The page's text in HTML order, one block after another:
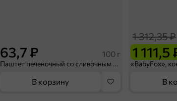
63,7 ₽ 100 г
Паштет печеночный со сливочным маслом «Главпродукт», 100 г
В корзину
1 312,35 ₽
1 111,5
В